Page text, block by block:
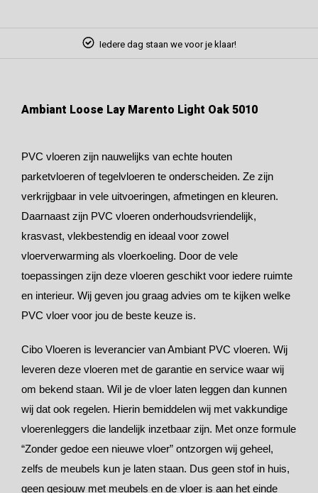
Iedere dag staan we voor je klaar!
Ambiant Loose Lay Marento Light Oak 5010
PVC vloeren zijn nauwelijks van echte houten
parketvloeren of tegelvloeren te onderscheiden. Ze zijn
verkrijgbaar in vele uitvoeringen, afmetingen en kleuren.
Daarnaast zijn PVC vloeren onderhoudsvriendelijk,
krasvast, vlekbestendig en ideaal voor zowel
vloerverwarming als vloerkoeling. Door de vele
toepassingen zijn deze vloeren geschikt voor iedere ruimte
en interieur. Wij geven jou graag advies om te kijken welke
PVC vloer voor jou de beste keuze is.
Cibo Vloeren is leverancier van Ambiant PVC vloeren. Wij
leveren deze vloeren met de garantie en service waar wij
om bekend staan. Wil je de vloer laten leggen dan kunnen
wij dat ook regelen. Hierin bemiddelen wij met vakkundige
vloerenleggers die landelijk inzetbaar zijn. Met onze formule
“Zonder gedoe een nieuwe vloer” ontzorgen wij geheel,
zelfs de meubels kun je laten staan. Dus geen stof in huis,
geen gesjouw met meubels en de vloer is aan het einde